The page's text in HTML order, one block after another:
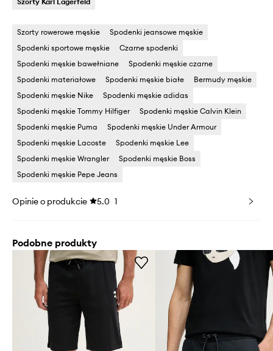
Szorty rowerowe męskie
Spodenki jeansowe męskie
Spodenki sportowe męskie
Czarne spodenki
Spodenki męskie bawełniane
Spodenki męskie czarne
Spodenki materiałowe
Spodenki męskie białe
Bermudy męskie
Spodenki męskie Nike
Spodenki męskie adidas
Spodenki męskie Tommy Hilfiger
Spodenki męskie Calvin Klein
Spodenki męskie Puma
Spodenki męskie Under Armour
Spodenki męskie Lacoste
Spodenki męskie Lee
Spodenki męskie Wrangler
Spodenki męskie Boss
Spodenki męskie Pepe Jeans
Opinie o produkcie 5.0 1
Podobne produkty